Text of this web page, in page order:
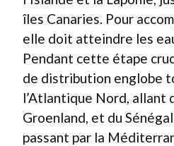
îles Canaries. Pour
elle doit atteindre les
Pendant cette étape
de distribution englobe
l’Atlantique Nord, allant
Groenland, et du
passant par la